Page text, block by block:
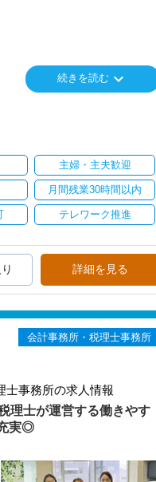
続きを読む keyboard_arrow_down
主婦・主夫歓迎
月間残業30時間以内
テレワーク推進
詳細を見る
会計事務所・税理士事務所
士事務所の求人情報
理士が運営する働きやす
実◎